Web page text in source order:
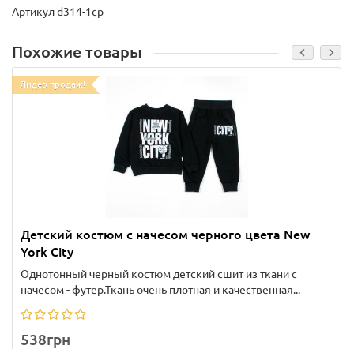
Артикул d314-1ср
Похожие товары
Лидер продаж!
Детский костюм с начесом черного цвета New
York City
Однотонный черный костюм детский сшит из ткани с
начесом - футер.Ткань очень плотная и качественная...
538грн